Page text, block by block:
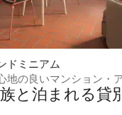
ドミニアム
地の良いマンション・
と泊まれる貸